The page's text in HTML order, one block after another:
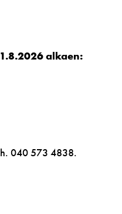
alkaen:
040 573 4838.